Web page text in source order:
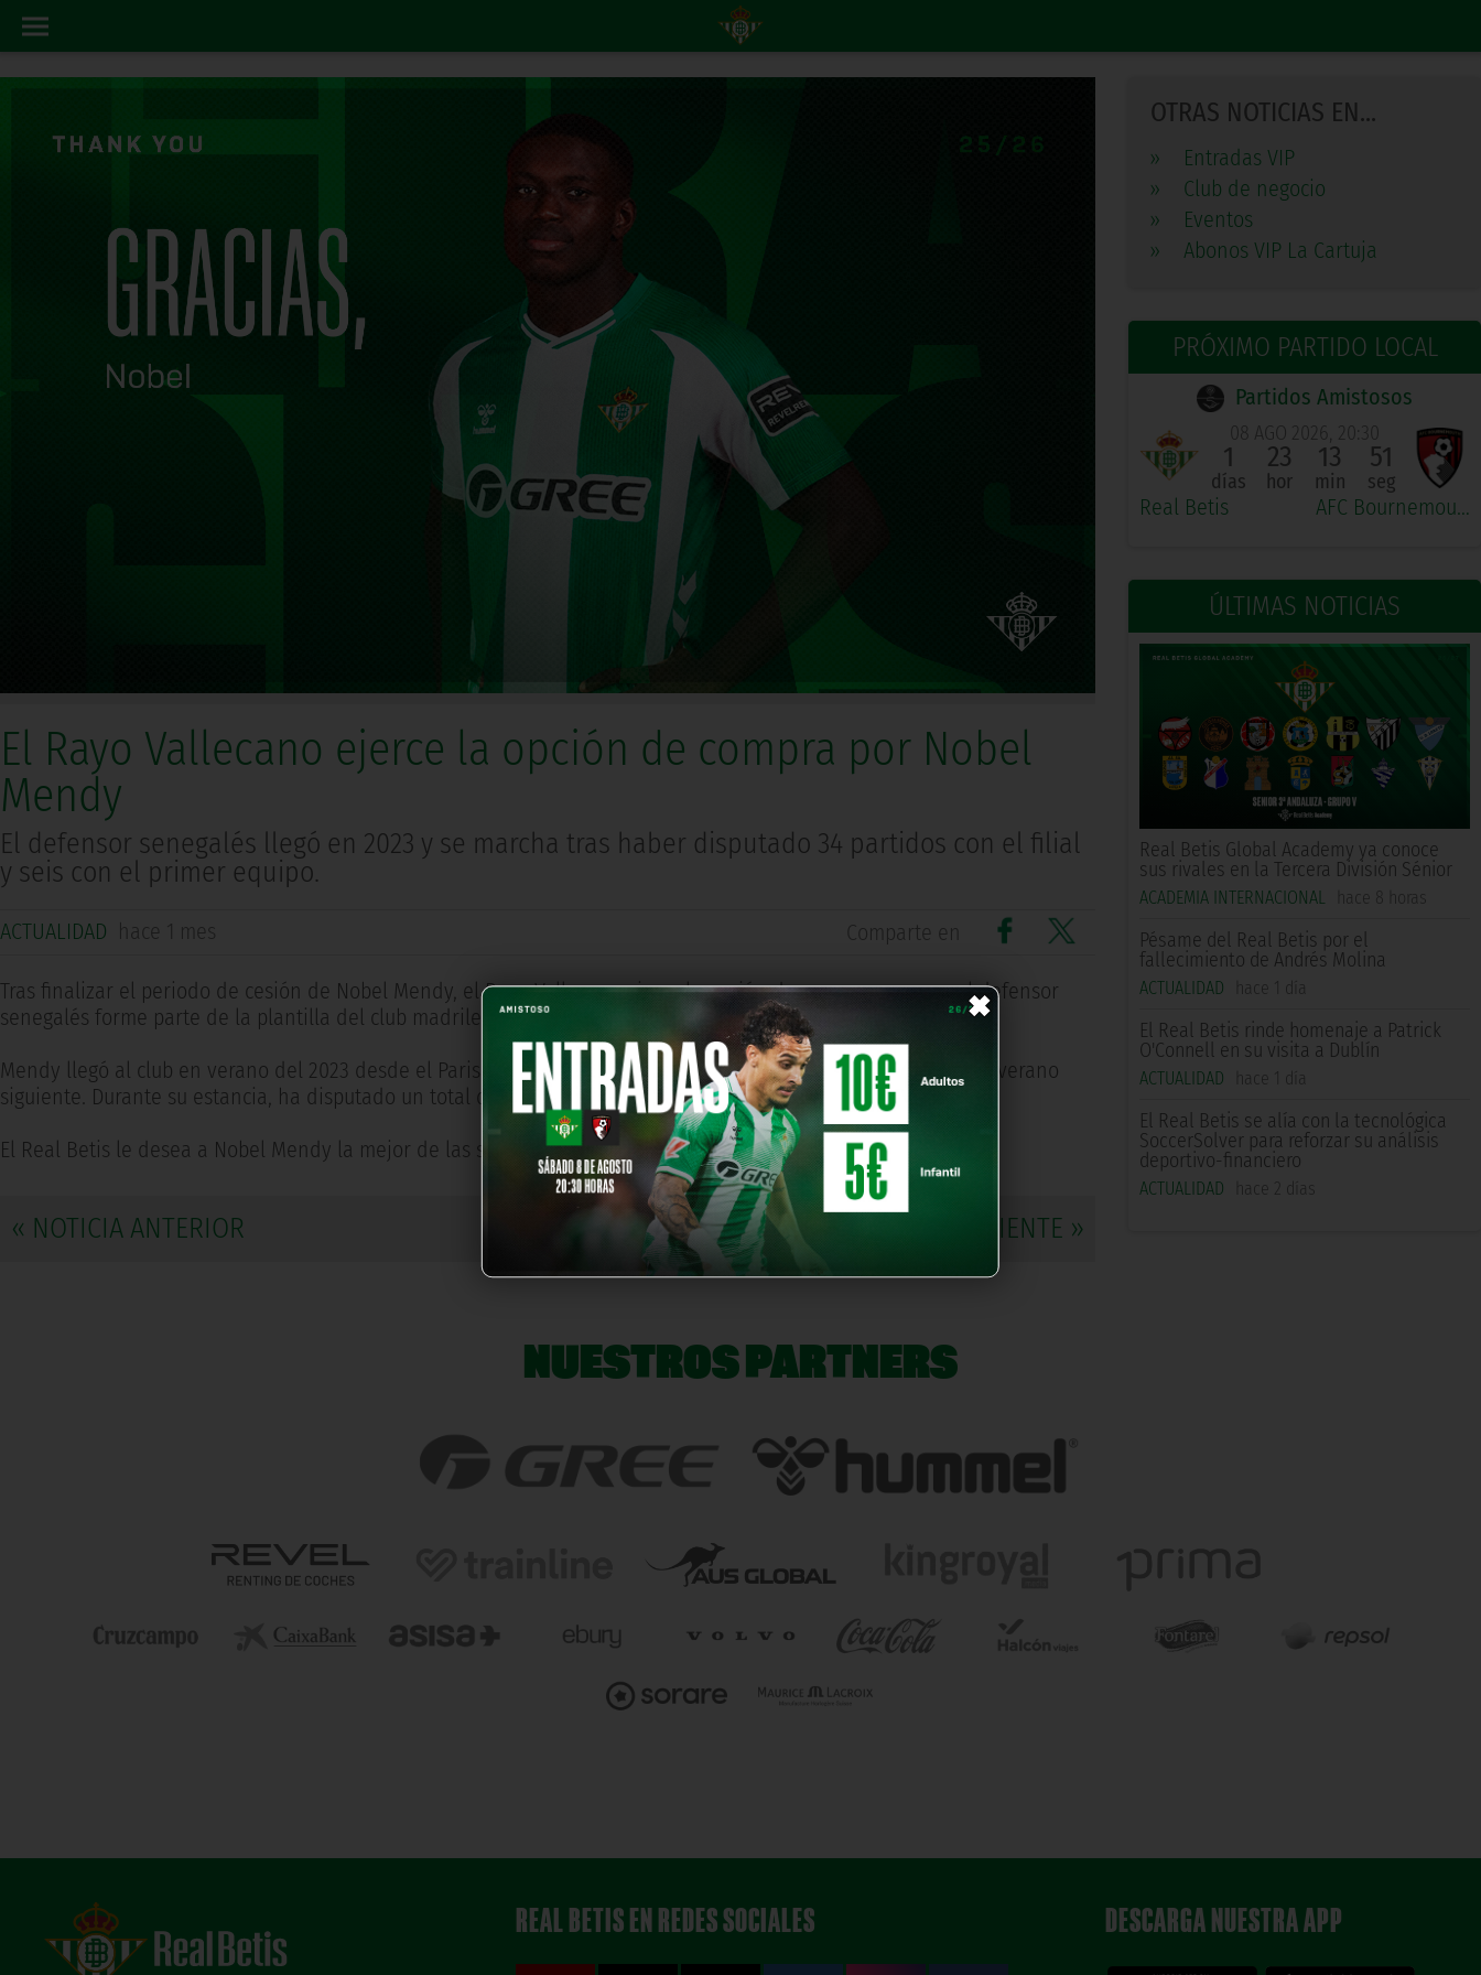
×
OTRAS NOTICIAS EN...
»
Entradas VIP
»
Club de negocio
»
Eventos
»
Abonos VIP La Cartuja
PRÓXIMO PARTIDO LOCAL
Partidos Amistosos
Real Betis
08 AGO 2026, 20:30
1
días
23
hor
13
min
51
seg
AFC Bournemouth
ÚLTIMAS NOTICIAS
Real Betis Global Academy ya conoce
sus rivales en la Tercera División Sénior
ACADEMIA INTERNACIONAL hace 8 horas
Pésame del Real Betis por el
fallecimiento de Andrés Molina
ACTUALIDAD hace 1 día
El Real Betis rinde homenaje a Patrick
O'Connell en su visita a Dublín
ACTUALIDAD hace 1 día
El Real Betis se alía con la tecnológica
SoccerSolver para reforzar su análisis
deportivo-financiero
ACTUALIDAD hace 2 días
El Rayo Vallecano ejerce la opción de compra por Nobel
Mendy
El defensor senegalés llegó en 2023 y se marcha tras haber disputado 34 partidos con el filial
y seis con el primer equipo.
ACTUALIDAD hace 1 mes Comparte en
Tras finalizar el periodo de cesión de Nobel Mendy, el Rayo Vallecano ejerce la opción de compra para que el defensor
senegalés forme parte de la plantilla del club madrileño.
Mendy llegó al club en verano del 2023 desde el Paris FC a préstamo para luego ser fichado en propiedad en el verano
siguiente. Durante su estancia, ha disputado un total de 34 partidos con el filial y seis con el primer equipo.
El Real Betis le desea a Nobel Mendy la mejor de las suertes en esta nueva etapa de su carrera.
« NOTICIA ANTERIOR NOTICIA SIGUIENTE »
NUESTROS PARTNERS
REAL BETIS EN REDES SOCIALES DESCARGA NUESTRA APP